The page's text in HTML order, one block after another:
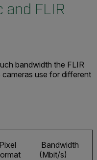
and FLIR
bandwidth the FLIR
use for different
Pixel
Bandwidth
(Mbit/s)